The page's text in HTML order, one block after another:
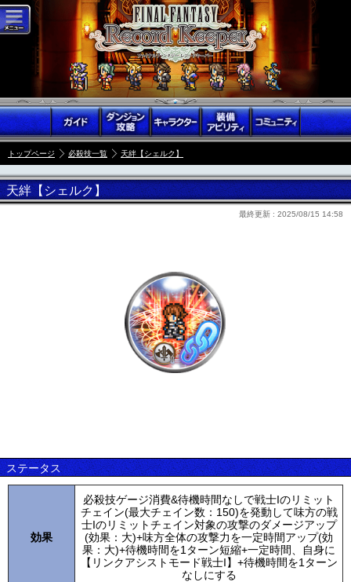
トップページ 必殺技一覧 天絆【シェルク】
天絆【シェルク】
最終更新 : 2025/08/15 14:58
ステータス
効果
必殺技ゲージ消費&待機時間なしで戦士Iのリミット
チェイン(最大チェイン数：150)を発動して味方の戦
士Iのリミットチェイン対象の攻撃のダメージアップ
(効果：大)+味方全体の攻撃力を一定時間アップ(効
果：大)+待機時間を1ターン短縮+一定時間、自身に
【リンクアシストモード戦士I】+待機時間を1ターン
なしにする